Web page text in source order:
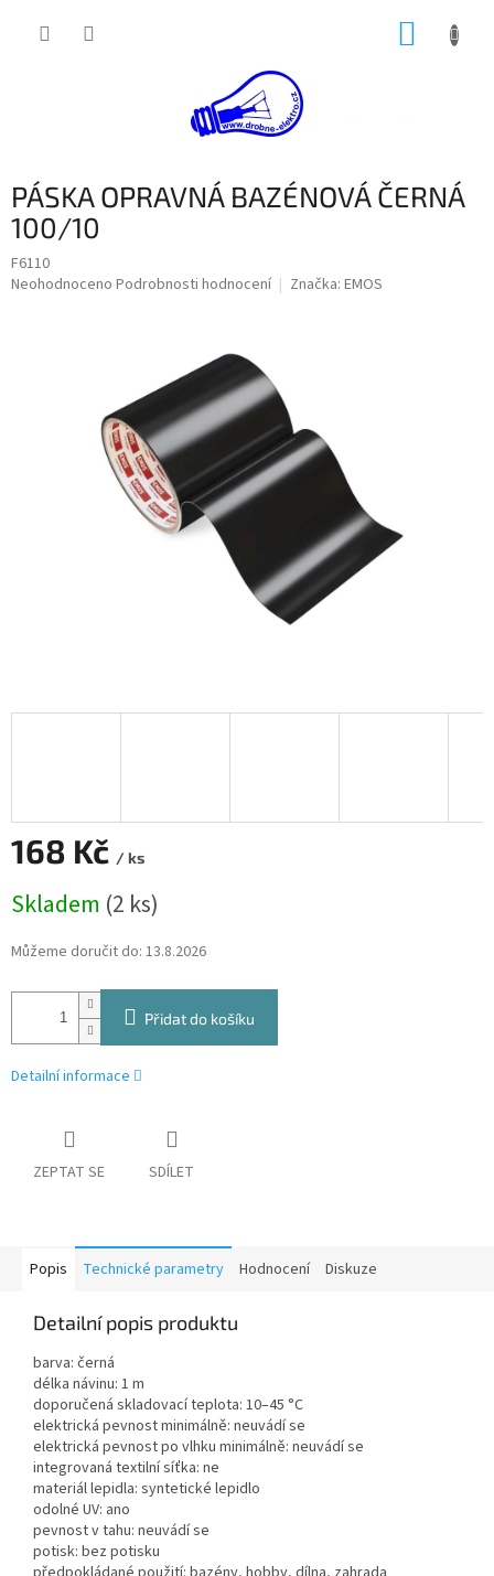
PÁSKA OPRAVNÁ BAZÉNOVÁ ČERNÁ
100/10
F6110
Průměrné
Neohodnoceno Podrobnosti hodnocení Značka: EMOS
168 Kč / ks
cena:
Skladem (2 ks)
Můžeme doručit do: 13.8.2026
Přidat do košíku
Detailní informace
ZEPTAT SE SDÍLET
Popis Technické parametry Hodnocení Diskuze
Detailní popis produktu
barva: černá
délka návinu: 1 m
doporučená skladovací teplota: 10–45 °C
elektrická pevnost minimálně: neuvádí se
elektrická pevnost po vlhku minimálně: neuvádí se
integrovaná textilní síťka: ne
materiál lepidla: syntetické lepidlo
odolné UV: ano
pevnost v tahu: neuvádí se
potisk: bez potisku